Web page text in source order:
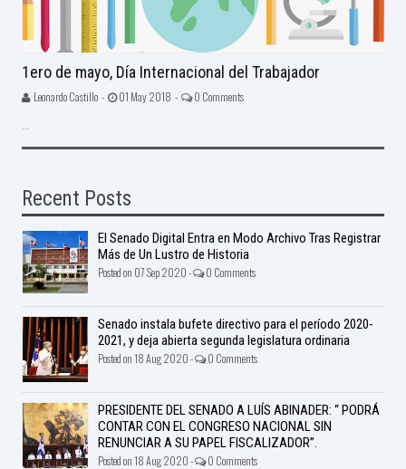
1ero de mayo, Día Internacional del Trabajador
Leonardo Castillo - 01 May 2018 - 0 Comments
Recent Posts
El Senado Digital Entra en Modo Archivo Tras Registrar
Más de Un Lustro de Historia
Posted on 07 Sep 2020 - 0 Comments
Senado instala bufete directivo para el período 2020-
2021, y deja abierta segunda legislatura ordinaria
Posted on 18 Aug 2020 - 0 Comments
PRESIDENTE DEL SENADO A LUÍS ABINADER: “ PODRÁ
CONTAR CON EL CONGRESO NACIONAL SIN
RENUNCIAR A SU PAPEL FISCALIZADOR”.
Posted on 18 Aug 2020 - 0 Comments